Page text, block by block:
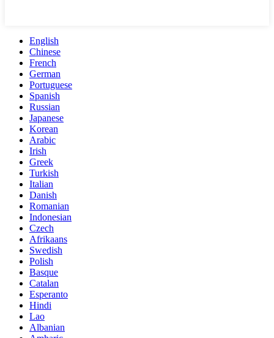
English
Chinese
French
German
Portuguese
Spanish
Russian
Japanese
Korean
Arabic
Irish
Greek
Turkish
Italian
Danish
Romanian
Indonesian
Czech
Afrikaans
Swedish
Polish
Basque
Catalan
Esperanto
Hindi
Lao
Albanian